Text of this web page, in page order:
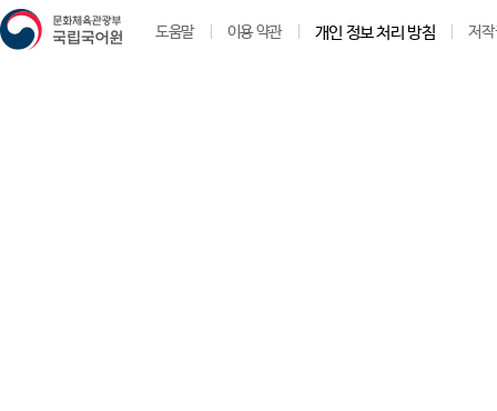
도움말 이용 약관 개인 정보 처리 방침 저